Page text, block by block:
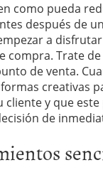
como pueda
después de
a
compra. Trate
de venta.
creativas
cliente y que
de